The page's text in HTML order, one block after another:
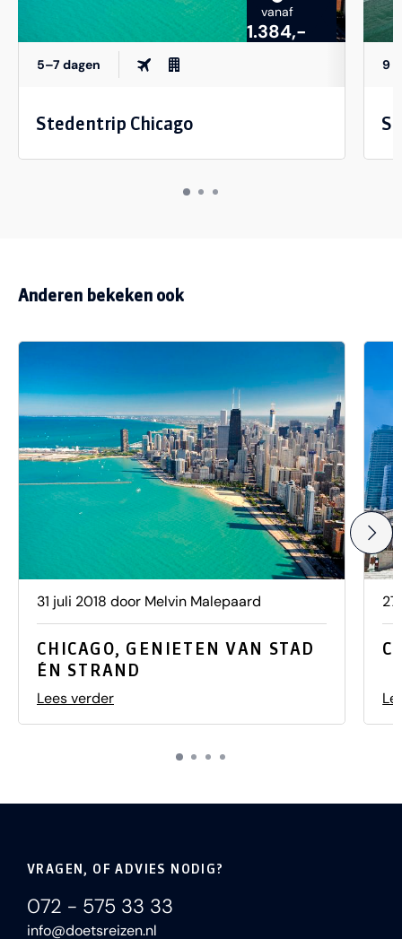
vanaf
1.384,-
5–7 dagen
Stedentrip Chicago
9
Anderen bekeken ook
31 juli 2018 door Melvin Malepaard
CHICAGO, GENIETEN VAN STAD
ÉN STRAND
Lees verder
VRAGEN, OF ADVIES NODIG?
072 - 575 33 33
info@doetsreizen.nl